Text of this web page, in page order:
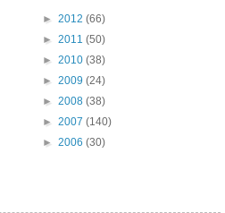
► 2012 (66)
► 2011 (50)
► 2010 (38)
► 2009 (24)
► 2008 (38)
► 2007 (140)
► 2006 (30)